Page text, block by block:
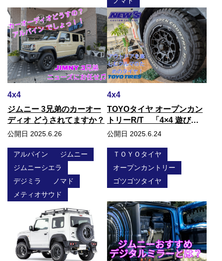
4x4
ジムニー 3兄弟のカーオー
ディオ どうされてますか？
公開日 2025.6.26
アルパイン
ジムニー
ジムニーシエラ
デジミラ
ノマド
メティオサウド
4x4
TOYOタイヤ オープンカン
トリーR/T 「4×4 遊び
心！」をくすぐる人気のタ
公開日 2025.6.24
ＴＯＹＯタイヤ
オープンカントリー
ゴツゴツタイヤ